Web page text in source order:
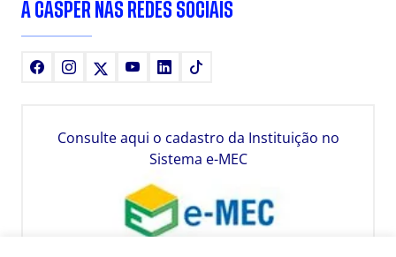
A CÁSPER NAS REDES SOCIAIS
FacebookInstagram YoutubeLinkedIn
Consulte aqui o cadastro da Instituição no
Sistema e-MEC